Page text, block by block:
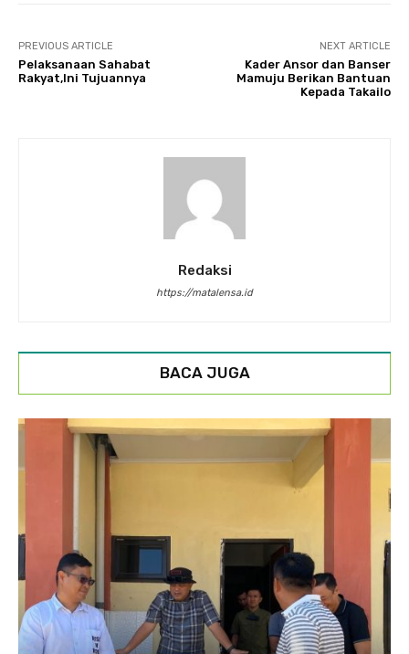
PREVIOUS ARTICLE
Pelaksanaan Sahabat
Rakyat,Ini Tujuannya
NEXT ARTICLE
Kader Ansor dan Banser
Mamuju Berikan Bantuan
Kepada Takailo
Redaksi
https://matalensa.id
BACA JUGA